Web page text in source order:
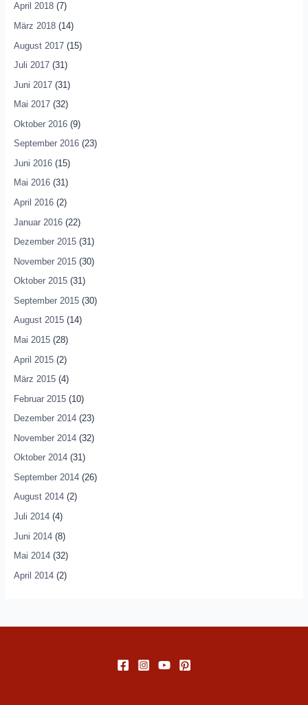
April 2018(7)
März 2018(14)
August 2017(15)
Juli 2017(31)
Juni 2017(31)
Mai 2017(32)
Oktober 2016(9)
September 2016(23)
Juni 2016(15)
Mai 2016(31)
April 2016(2)
Januar 2016(22)
Dezember 2015(31)
November 2015(30)
Oktober 2015(31)
September 2015(30)
August 2015(14)
Mai 2015(28)
April 2015(2)
März 2015(4)
Februar 2015(10)
Dezember 2014(23)
November 2014(32)
Oktober 2014(31)
September 2014(26)
August 2014(2)
Juli 2014(4)
Juni 2014(8)
Mai 2014(32)
April 2014(2)